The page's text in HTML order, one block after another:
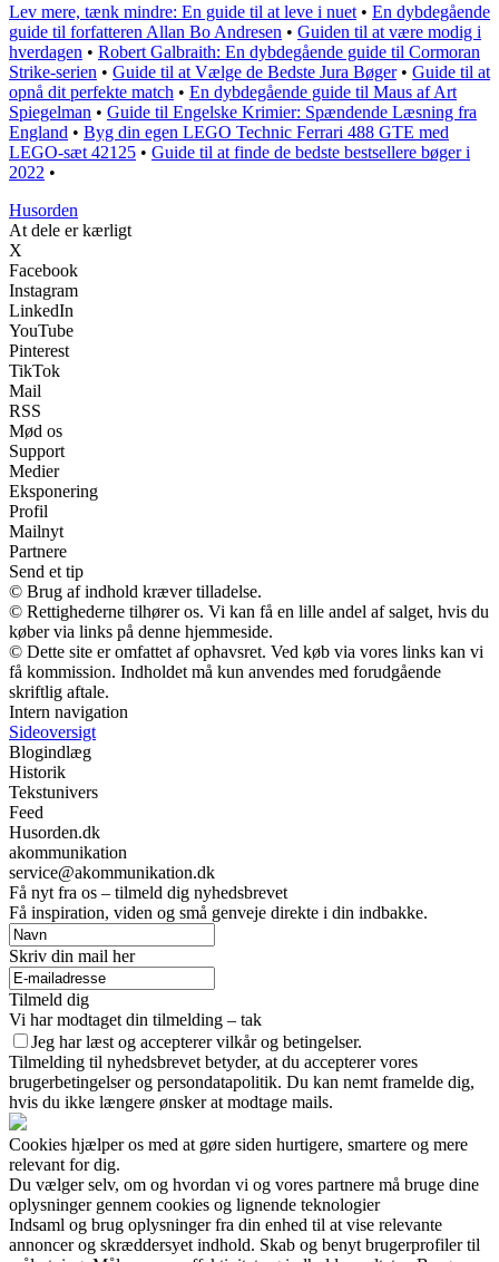
Lev mere, tænk mindre: En guide til at leve i nuet • En dybdegående
guide til forfatteren Allan Bo Andresen • Guiden til at være modig i
hverdagen • Robert Galbraith: En dybdegående guide til Cormoran
Strike-serien • Guide til at Vælge de Bedste Jura Bøger• Guide til at
opnå dit perfekte match • En dybdegående guide til Maus af Art
Spiegelman • Guide til Engelske Krimier: Spændende Læsning fra
England • Byg din egen LEGO Technic Ferrari 488 GTE med
LEGO-sæt 42125 • Guide til at finde de bedste bestsellere bøger i
2022 •
Husorden
At dele er kærligt
X
Facebook
Instagram
LinkedIn
YouTube
Pinterest
TikTok
Mail
RSS
Mød os
Support
Medier
Eksponering
Profil
Mailnyt
Partnere
Send et tip
© Brug af indhold kræver tilladelse.
© Rettighederne tilhører os. Vi kan få en lille andel af salget, hvis du
køber via links på denne hjemmeside.
© Dette site er omfattet af ophavsret. Ved køb via vores links kan vi
få kommission. Indholdet må kun anvendes med forudgående
skriftlig aftale.
Intern navigation
Sideoversigt
Blogindlæg
Historik
Tekstunivers
Feed
Husorden.dk
akommunikation
service@akommunikation.dk
Få nyt fra os – tilmeld dig nyhedsbrevet
Få inspiration, viden og små genveje direkte i din indbakke.
Skriv din mail her
Tilmeld dig
Vi har modtaget din tilmelding – tak
Jeg har læst og accepterer vilkår og betingelser.
Tilmelding til nyhedsbrevet betyder, at du accepterer vores
brugerbetingelser og persondatapolitik. Du kan nemt framelde dig,
hvis du ikke længere ønsker at modtage mails.
Cookies hjælper os med at gøre siden hurtigere, smartere og mere
relevant for dig.
Du vælger selv, om og hvordan vi og vores partnere må bruge dine
oplysninger gennem cookies og lignende teknologier
Indsaml og brug oplysninger fra din enhed til at vise relevante
annoncer og skræddersyet indhold. Skab og benyt brugerprofiler til